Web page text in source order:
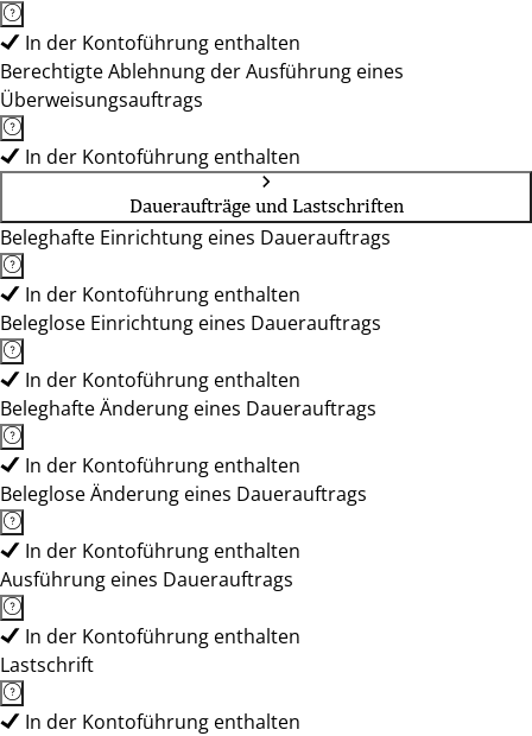
In der Kontoführung enthalten
Berechtigte Ablehnung der Ausführung eines
Überweisungsauftrags
In der Kontoführung enthalten
Daueraufträge und Lastschriften
Beleghafte Einrichtung eines Dauerauftrags
In der Kontoführung enthalten
Beleglose Einrichtung eines Dauerauftrags
In der Kontoführung enthalten
Beleghafte Änderung eines Dauerauftrags
In der Kontoführung enthalten
Beleglose Änderung eines Dauerauftrags
In der Kontoführung enthalten
Ausführung eines Dauerauftrags
In der Kontoführung enthalten
Lastschrift
In der Kontoführung enthalten